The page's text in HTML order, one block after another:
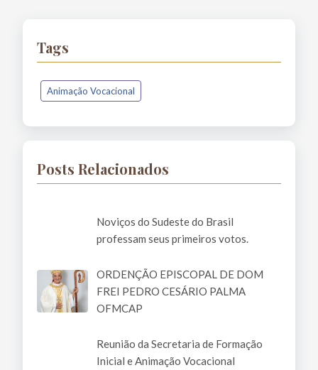
Tags
Animação Vocacional
Posts Relacionados
Noviços do Sudeste do Brasil
professam seus primeiros votos.
ORDENÇÃO EPISCOPAL DE DOM
FREI PEDRO CESÁRIO PALMA
OFMCAP
Reunião da Secretaria de Formação
Inicial e Animação Vocacional